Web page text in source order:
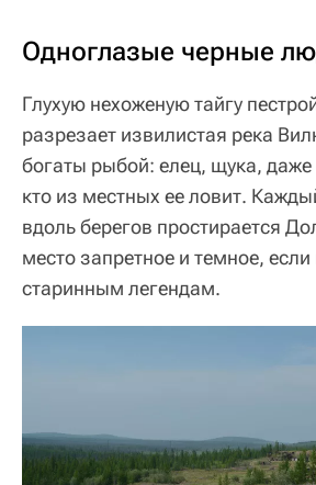
Одноглазые черные
Глухую нехоженую тайгу
разрезает извилистая река
богаты рыбой: елец, щука,
кто из местных ее ловит.
вдоль берегов простирается
место запретное и темное, если
старинным легендам.